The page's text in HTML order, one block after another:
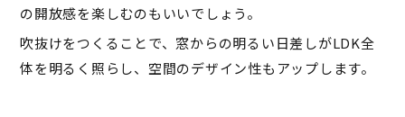
の開放感を楽しむのもいいでしょう。
吹抜けをつくることで、窓からの明るい日差しがLDK全
体を明るく照らし、空間のデザイン性もアップします。